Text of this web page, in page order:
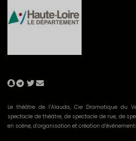
Le théâtre de l’Alauda, Cie Dramatique du
spectacle de théâtre, de spectacle de rue, de
en scène, d’organisation et création